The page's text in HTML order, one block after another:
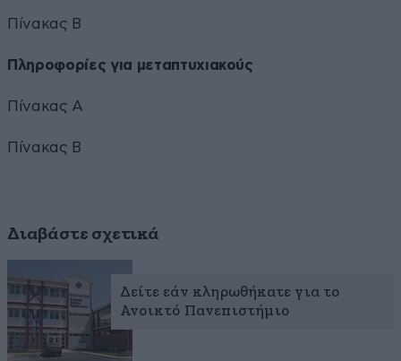
Πίνακας Β
Πληροφορίες για μεταπτυχιακούς
Πίνακας Α
Πίνακας Β
Διαβάστε σχετικά
Δείτε εάν κληρωθήκατε για το
Ανοικτό Πανεπιστήμιο